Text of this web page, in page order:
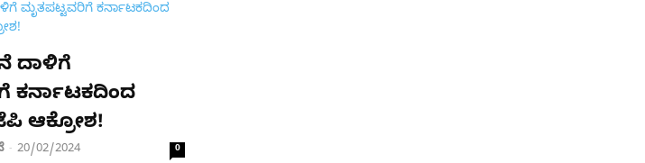
ದಾಳಿಗೆ
ಕರ್ನಾಟಕದಿಂದ
ಆಕ್ರೋಶ!
- 20/02/2024 0